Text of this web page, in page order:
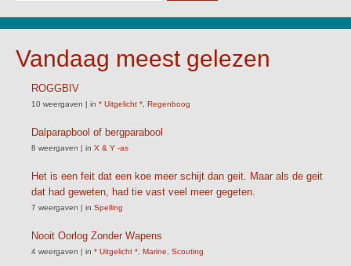
Vandaag meest gelezen
ROGGBIV
10 weergaven | in * Uitgelicht * Regenboog
Dalparapbool of bergparabool
8 weergaven | in X & Y -as
Het is een feit dat een koe meer schijt dan geit. Maar als de geit
dat had geweten, had tie vast veel meer gegeten.
7 weergaven | in Spelling
Nooit Oorlog Zonder Wapens
4 weergaven | in * Uitgelicht * Marine Scouting